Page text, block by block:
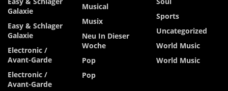
Galaxie
Easy & Schlager
Galaxie
Electronic /
Avant-Garde
Electronic /
Avant-Garde
Musical
Musix
Neu In Dieser
Woche
Pop
Pop
Sports
Uncategorized
World Music
World Music